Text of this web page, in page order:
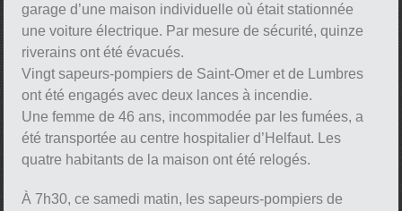
garage d’une maison individuelle où était stationnée
une voiture électrique. Par mesure de sécurité, quinze
riverains ont été évacués.
Vingt sapeurs-pompiers de Saint-Omer et de Lumbres
ont été engagés avec deux lances à incendie.
Une femme de 46 ans, incommodée par les fumées, a
été transportée au centre hospitalier d’Helfaut. Les
quatre habitants de la maison ont été relogés.
À 7h30, ce samedi matin, les sapeurs-pompiers de